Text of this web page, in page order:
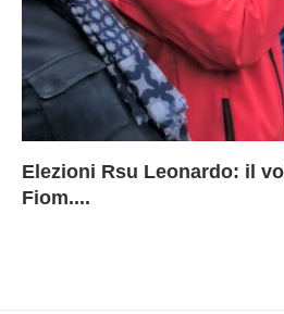
Elezioni Rsu Leonardo: il
Fiom....